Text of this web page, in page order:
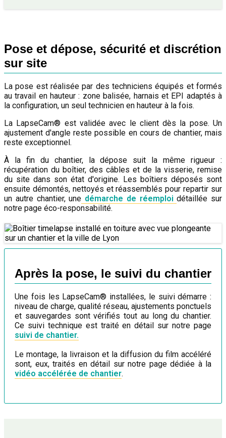
Pose et dépose, sécurité et discrétion
sur site
La pose est réalisée par des techniciens équipés et formés
au travail en hauteur : zone balisée, harnais et EPI adaptés à
la configuration, un seul technicien en hauteur à la fois.
La LapseCam® est validée avec le client dès la pose. Un
ajustement d'angle reste possible en cours de chantier, mais
reste exceptionnel.
À la fin du chantier, la dépose suit la même rigueur :
récupération du boîtier, des câbles et de la visserie, remise
du site dans son état d'origine. Les boîtiers déposés sont
ensuite démontés, nettoyés et réassemblés pour repartir sur
un autre chantier, une démarche de réemploidétaillée sur
notre page éco-responsabilité.
Après la pose, le suivi du chantier
Une fois les LapseCam® installées, le suivi démarre :
niveau de charge, qualité réseau, ajustements ponctuels
et sauvegardes sont vérifiés tout au long du chantier.
Ce suivi technique est traité en détail sur notre page
suivi de chantier.
Le montage, la livraison et la diffusion du film accéléré
sont, eux, traités en détail sur notre page dédiée à la
vidéo accélérée de chantier.